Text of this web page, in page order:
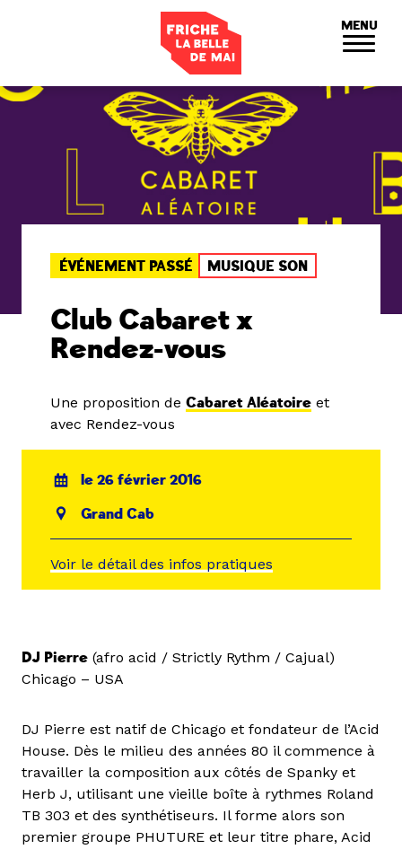
MENU
ÉVÉNEMENT PASSÉ MUSIQUE SON
Club Cabaret x
Rendez-vous
Une proposition de Cabaret Aléatoire et
avec Rendez-vous
le 26 février 2016
Grand Cab
Voir le détail des infos pratiques
DJ Pierre (afro acid / Strictly Rythm / Cajual)
Chicago – USA
DJ Pierre est natif de Chicago et fondateur de l’Acid
House. Dès le milieu des années 80 il commence à
travailler la composition aux côtés de Spanky et
Herb J, utilisant une vieille boîte à rythmes Roland
TB 303 et des synthétiseurs. Il forme alors son
premier groupe PHUTURE et leur titre phare, Acid
Panneau de gestion des cookies